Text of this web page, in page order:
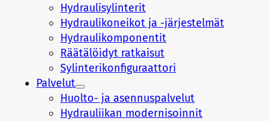
Hydraulisylinterit
Hydraulikoneikot ja -järjestelmät
Hydraulikomponentit
Räätälöidyt ratkaisut
Sylinterikonfiguraattori
Palvelut
Huolto- ja asennuspalvelut
Hydrauliikan modernisoinnit